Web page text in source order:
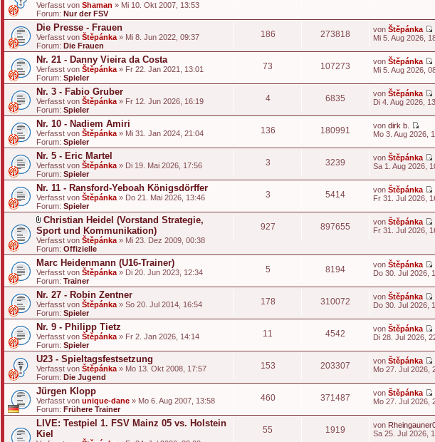
r
Verfasst von Shaman » Mi 10. Okt 2007, 13:53
Forum: Nur der FSV
t
r
Die Presse - Frauen
Verfasst von Štěpánka » Mi 8. Jun 2022, 09:37
Forum: Die Frauen
186 273818 von Štěpánka
t
r
Mi 5. Aug 2026,
Nr. 21 - Danny Vieira da Costa
Verfasst von Štěpánka » Fr 22. Jan 2021, 13:01
Forum: Spieler
73 107273 von Štěpánka
t
r
Mi 5. Aug 2026,
Nr. 3 - Fabio Gruber
Verfasst von Štěpánka » Fr 12. Jun 2026, 16:19
Forum: Spieler
4 6835 von Štěpánka
t
r
Di 4. Aug 2026,
Nr. 10 - Nadiem Amiri
Verfasst von Štěpánka » Mi 31. Jan 2024, 21:04
Forum: Spieler
136 180991 von dirk b.
N
u
e
s
r
B
t
r
Mo 3. Aug 2026,
Nr. 5 - Eric Martel
Verfasst von Štěpánka » Di 19. Mai 2026, 17:56
Forum: Spieler
3 3239 von Štěpánka
Sa 1. Aug 2026,
Nr. 11 - Ransford-Yeboah Königsdörffer
Verfasst von Štěpánka » Do 21. Mai 2026, 13:46
Forum: Spieler
3 5414 von Štěpánka
r
Fr 31. Jul 2026,
D
a
t
e
i
a
n
h
a
n
g
Christian Heidel (Vorstand Strategie,
Sport und Kommunikation)
Verfasst von Štěpánka » Mi 23. Dez 2009, 00:38
Forum: Offizielle
927 897655 von Štěpánka
t
r
Fr 31. Jul 2026,
Marc Heidenmann (U16-Trainer)
Verfasst von Štěpánka » Di 20. Jun 2023, 12:34
Forum: Trainer
5 8194 von Štěpánka
t
r
Do 30. Jul 2026,
Nr. 27 - Robin Zentner
Verfasst von Štěpánka » So 20. Jul 2014, 16:54
Forum: Spieler
178 310072 von Štěpánka
t
r
Do 30. Jul 2026,
Nr. 9 - Philipp Tietz
Verfasst von Štěpánka » Fr 2. Jan 2026, 14:14
Forum: Spieler
11 4542 von Štěpánka
i
t
r
Di 28. Jul 2026,
U23 - Spieltagsfestsetzung
Verfasst von Štěpánka » Mo 13. Okt 2008, 17:57
Forum: Die Jugend
153 203307 von Štěpánka
r
Mo 27. Jul 2026,
Jürgen Klopp
Verfasst von unique-dane » Mo 6. Aug 2007, 13:58
Forum: Frühere Trainer
460 371487 von Štěpánka
Mo 27. Jul 2026,
LIVE: Testpiel 1. FSV Mainz 05 vs. Holstein
Kiel
55 1919 von
Sa 25. Jul 2026,